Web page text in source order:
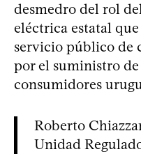
desmedro del rol
eléctrica estatal
servicio público de
por el suministro
consumidores
Roberto
Unidad